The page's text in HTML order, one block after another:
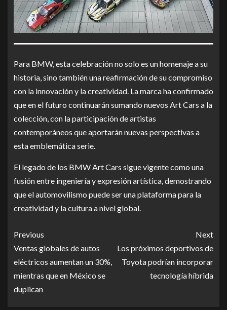
Para BMW, esta celebración no solo es un homenaje a su
historia, sino también una reafirmación de su compromiso
con la innovación y la creatividad. La marca ha confirmado
que en el futuro continuarán sumando nuevos Art Cars a la
colección, con la participación de artistas
contemporáneos que aportarán nuevas perspectivas a
esta emblemática serie.
El legado de los BMW Art Cars sigue vigente como una
fusión entre ingeniería y expresión artística, demostrando
que el automovilismo puede ser una plataforma para la
creatividad y la cultura a nivel global.
Previous
Ventas globales de autos
eléctricos aumentan un 30%,
mientras que en México se
duplican
Next
Los próximos deportivos de
Toyota podrían incorporar
tecnología híbrida